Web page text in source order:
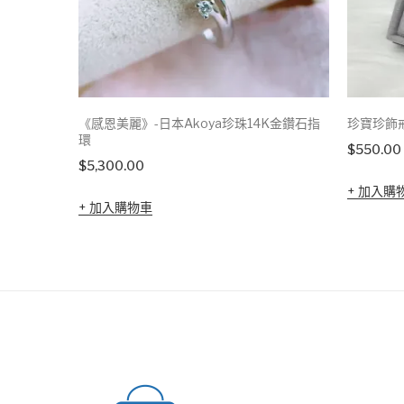
《感恩美麗》-日本Akoya珍珠14K金鑽石指
環
$5,300.00
加入購物車
珍寶珍飾
$550.00
加入購